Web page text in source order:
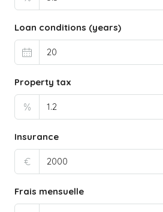
Loan conditions (years)
Property tax
%
Insurance
€
Frais mensuelle